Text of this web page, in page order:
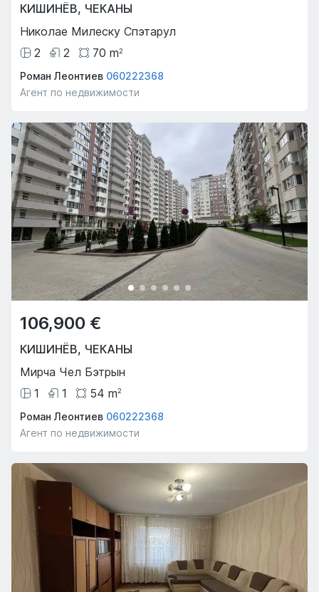
КИШИНЁВ, ЧЕКАНЫ
Николае Милеску Спэтарул
2
2 70 m2
Роман Леонтиев 060222368
Агент по недвижимости
106,900 €
КИШИНЁВ, ЧЕКАНЫ
Мирча Чел Бэтрын
1
1 54 m2
Роман Леонтиев 060222368
Агент по недвижимости